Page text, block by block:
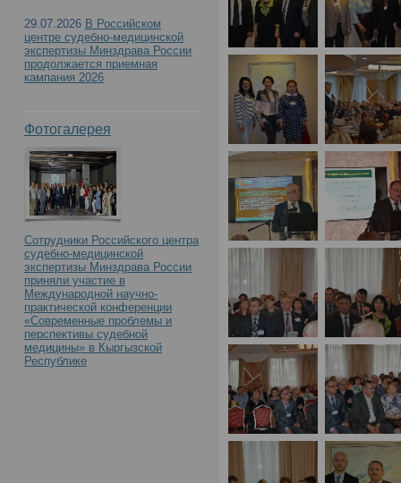
29.07.2026 В Российском
центре судебно-медицинской
экспертизы Минздрава России
продолжается приемная
кампания 2026
Фотогалерея
Сотрудники Российского центра
судебно-медицинской
экспертизы Минздрава России
приняли участие в
Международной научно-
практической конференции
«Современные проблемы и
перспективы судебной
медицины» в Кыргызской
Республике